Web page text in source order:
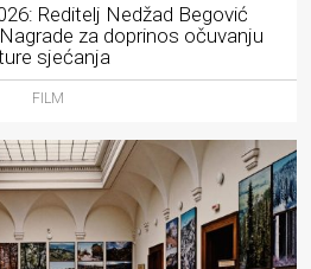
Reditelj Nedžad Begović
za doprinos očuvanju
sjećanja
FILM